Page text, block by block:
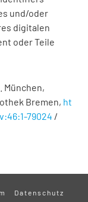
und/oder
digitalen
oder Teile
München,
Bremen, ht
79024 /
Datenschutz